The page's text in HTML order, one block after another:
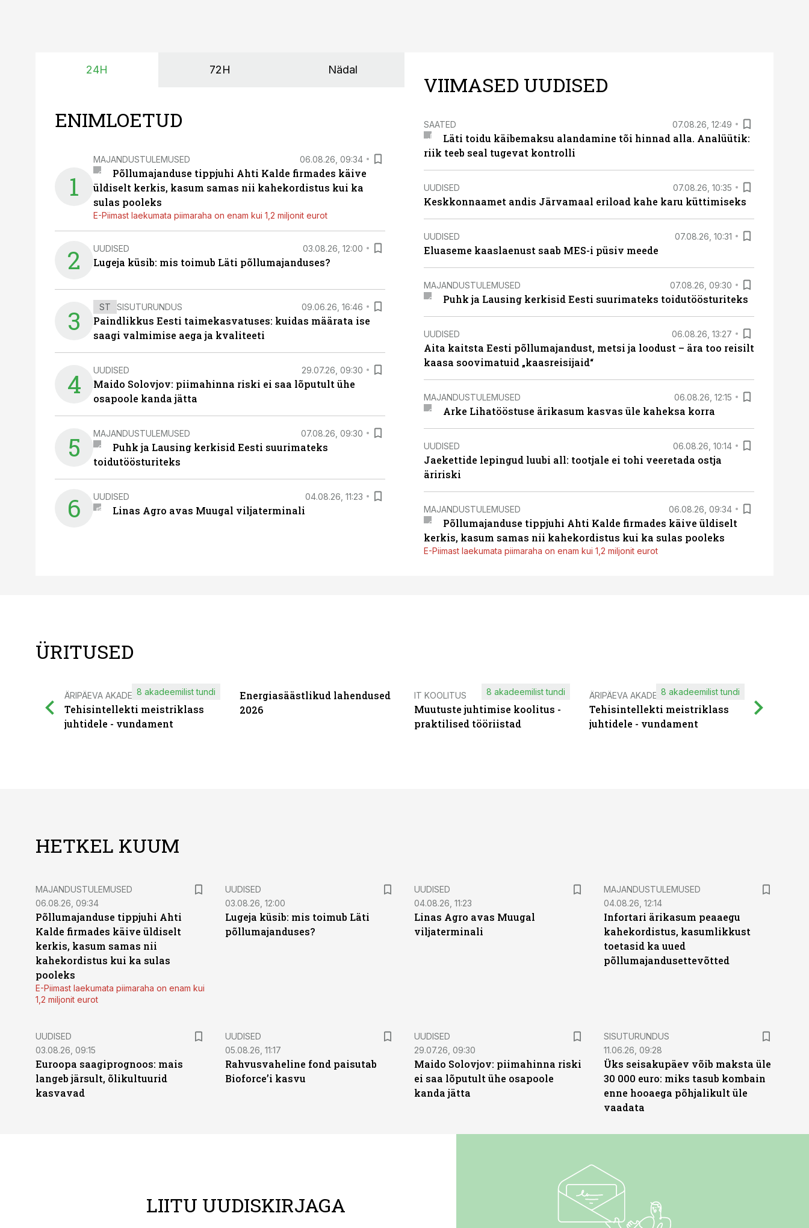
24H 72H Nädal
ENIMLOETUD
1
MAJANDUSTULEMUSED 06.08.26, 09:34
Põllumajanduse tippjuhi Ahti Kalde firmades käive
üldiselt kerkis, kasum samas nii kahekordistus kui ka
sulas pooleks
E-Piimast laekumata piimaraha on enam kui 1,2 miljonit eurot
2 UUDISED 03.08.26, 12:00
Lugeja küsib: mis toimub Läti põllumajanduses?
3 ST SISUTURUNDUS 09.06.26, 16:46
Paindlikkus Eesti taimekasvatuses: kuidas määrata ise
saagi valmimise aega ja kvaliteeti
4 UUDISED 29.07.26, 09:30
Maido Solovjov: piimahinna riski ei saa lõputult ühe
osapoole kanda jätta
5 MAJANDUSTULEMUSED 07.08.26, 09:30
Puhk ja Lausing kerkisid Eesti suurimateks
toidutöösturiteks
6 UUDISED 04.08.26, 11:23
Linas Agro avas Muugal viljaterminali
VIIMASED UUDISED
SAATED 07.08.26, 12:49
Läti toidu käibemaksu alandamine tõi hinnad alla. Analüütik:
riik teeb seal tugevat kontrolli
UUDISED 07.08.26, 10:35
Keskkonnaamet andis Järvamaal eriload kahe karu küttimiseks
UUDISED 07.08.26, 10:31
Eluaseme kaaslaenust saab MES-i püsiv meede
MAJANDUSTULEMUSED 07.08.26, 09:30
Puhk ja Lausing kerkisid Eesti suurimateks toidutöösturiteks
UUDISED 06.08.26, 13:27
Aita kaitsta Eesti põllumajandust, metsi ja loodust – ära too reisilt
kaasa soovimatuid „kaasreisijaid“
MAJANDUSTULEMUSED 06.08.26, 12:15
Arke Lihatööstuse ärikasum kasvas üle kaheksa korra
UUDISED 06.08.26, 10:14
Jaekettide lepingud luubi all: tootjale ei tohi veeretada ostja
äririski
MAJANDUSTULEMUSED 06.08.26, 09:34
Põllumajanduse tippjuhi Ahti Kalde firmades käive üldiselt
kerkis, kasum samas nii kahekordistus kui ka sulas pooleks
E-Piimast laekumata piimaraha on enam kui 1,2 miljonit eurot
ÜRITUSED
ÄRIPÄEVA AKADEEMIA
Tehisintellekti meistriklass
juhtidele - vundament
8 akadeemilist tundi
Energiasäästlikud lahendused
2026
IT KOOLITUS
Muutuste juhtimise koolitus -
praktilised tööriistad
8 akadeemilist tundi ÄRIPÄEVA AKADEEMIA
Tehisintellekti meistriklass
juhtidele - vundament
8 akadeemilist tundi
HETKEL KUUM
MAJANDUSTULEMUSED
06.08.26, 09:34
Põllumajanduse tippjuhi Ahti
Kalde firmades käive üldiselt
kerkis, kasum samas nii
kahekordistus kui ka sulas
pooleks
E-Piimast laekumata piimaraha on enam kui
1,2 miljonit eurot
UUDISED
03.08.26, 12:00
Lugeja küsib: mis toimub Läti
põllumajanduses?
UUDISED
04.08.26, 11:23
Linas Agro avas Muugal
viljaterminali
MAJANDUSTULEMUSED
04.08.26, 12:14
Infortari ärikasum peaaegu
kahekordistus, kasumlikkust
toetasid ka uued
põllumajandusettevõtted
UUDISED
03.08.26, 09:15
Euroopa saagiprognoos: mais
langeb järsult, õlikultuurid
kasvavad
UUDISED
05.08.26, 11:17
Rahvusvaheline fond paisutab
Bioforce’i kasvu
UUDISED
29.07.26, 09:30
Maido Solovjov: piimahinna riski
ei saa lõputult ühe osapoole
kanda jätta
ST
SISUTURUNDUS
11.06.26, 09:28
Üks seisakupäev võib maksta üle
30 000 euro: miks tasub kombain
enne hooaega põhjalikult üle
vaadata
LIITU UUDISKIRJAGA